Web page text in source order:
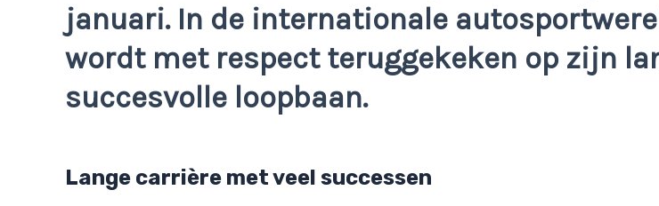
januari. In de internationale
wordt met respect teruggekeken op zijn
succesvolle loopbaan.
Lange carrière met veel successen